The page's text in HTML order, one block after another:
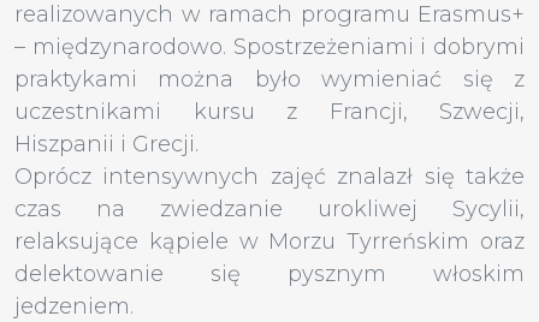
realizowanych w ramach programu Erasmus+
– międzynarodowo. Spostrzeżeniami i dobrymi
praktykami można było wymieniać się z
uczestnikami kursu z Francji, Szwecji,
Hiszpanii i Grecji.
Oprócz intensywnych zajęć znalazł się także
czas na zwiedzanie urokliwej Sycylii,
relaksujące kąpiele w Morzu Tyrreńskim oraz
delektowanie się pysznym włoskim
jedzeniem.